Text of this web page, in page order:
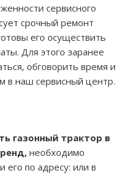
сервисного
срочный ремонт
его осуществить
Для этого заранее
обговорить время и
в наш сервисный центр.
газонный трактор в
необходимо
его по адресу: или в